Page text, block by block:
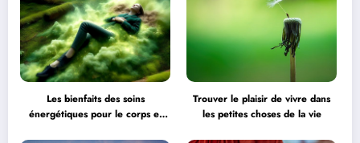
Les bienfaits des soins
énergétiques pour le corps et
Trouver le plaisir de vivre dans
les petites choses de la vie